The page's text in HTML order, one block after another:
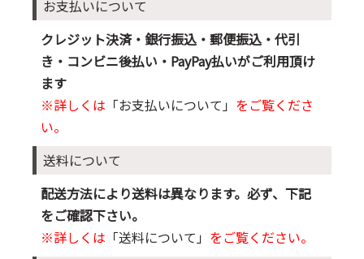
お支払いについて
クレジット決済・銀行振込・郵便振込・代引
き・コンビニ後払い・PayPay払いがご利用頂け
ます
※詳しくは 「お支払いについて」 をご覧くださ
い。
送料について
配送方法により送料は異なります。必ず、下記
をご確認下さい。
※詳しくは 「送料について」 をご覧ください。